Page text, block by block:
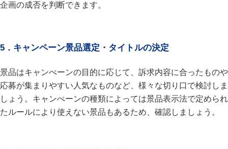
企画の成否を判断できます。
5．キャンペーン景品選定・タイトルの決定
景品はキャンぺーンの目的に応じて、訴求内容に合ったものや
応募が集まりやすい人気なものなど、様々な切り口で検討しま
しょう。キャンぺーンの種類によっては景品表示法で定められ
たルールにより使えない景品もあるため、確認しましょう。